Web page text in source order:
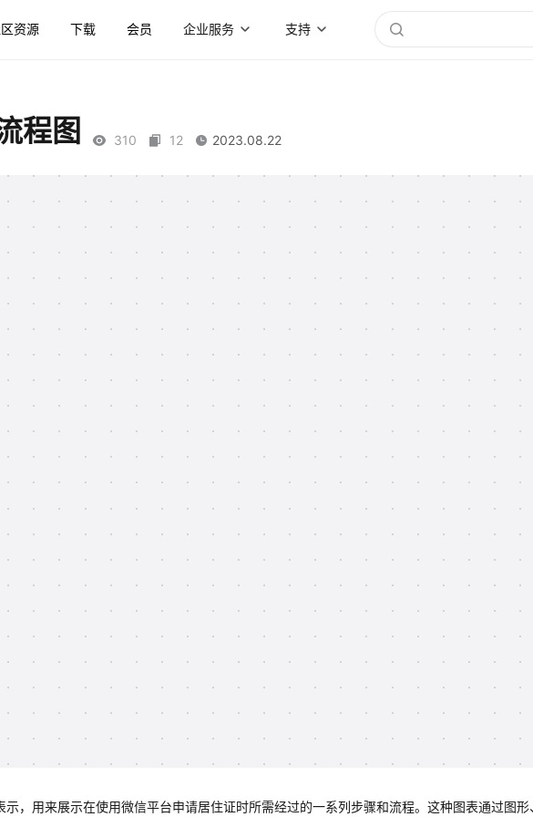
资源 下载 会员 企业服务 支持
程图 310 12 2023.08.22
，用来展示在使用微信平台申请居住证时所需经过的一系列步骤和流程。这种图表通过图形